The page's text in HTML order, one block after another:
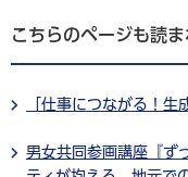
こちらのページも読
「仕事につながる！生
男女共同参画講座『ず